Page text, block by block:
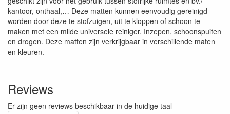
kantoor, onthaal,… Deze matten kunnen eenvoudig gereinigd
worden door deze te stofzuigen, uit te kloppen of schoon te
maken met een milde universele reiniger. Inzepen, schoonspuiten
en drogen. Deze matten zijn verkrijgbaar in verschillende maten
en kleuren.
Reviews
Er zijn geen reviews beschikbaar in de huidige taal